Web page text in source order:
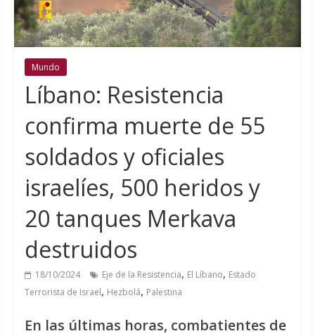
Mundo
Líbano: Resistencia
confirma muerte de 55
soldados y oficiales
israelíes, 500 heridos y
20 tanques Merkava
destruidos
18/10/2024 Eje de la Resistencia, El Líbano, Estado
Terrorista de Israel, Hezbolá, Palestina
En las últimas horas, combatientes de